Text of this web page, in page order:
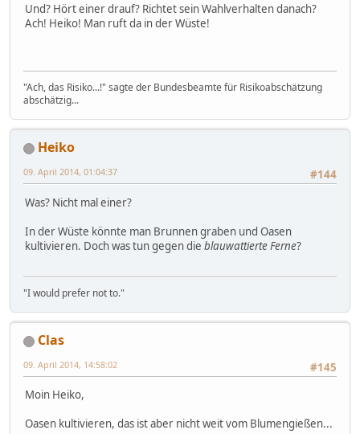
Und? Hört einer drauf? Richtet sein Wahlverhalten danach?
Ach! Heiko! Man ruft da in der Wüste!
"Ach, das Risiko...!" sagte der Bundesbeamte für Risikoabschätzung
abschätzig...
Heiko
#144
09. April 2014, 01:04:37
Was? Nicht mal einer?
In der Wüste könnte man Brunnen graben und Oasen
kultivieren. Doch was tun gegen die blauwattierte Ferne?
"I would prefer not to."
Clas
#145
09. April 2014, 14:58:02
Moin Heiko,
Oasen kultivieren, das ist aber nicht weit vom Blumengießen...